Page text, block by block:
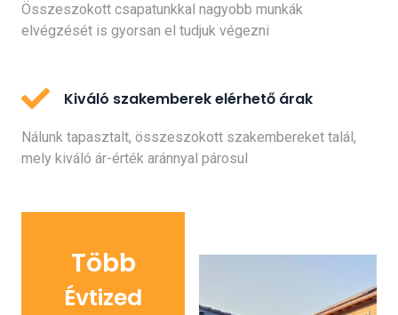
Összeszokott csapatunkkal nagyobb munkák
elvégzését is gyorsan el tudjuk végezni
Kiváló szakemberek elérhető árak
Nálunk tapasztalt, összeszokott szakembereket talál,
mely kiváló ár-érték aránnyal párosul
Több
Évtized